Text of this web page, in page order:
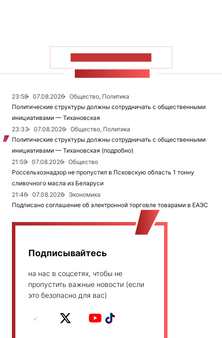
23:58 07.08.2026
Общество, Политика
Политические структуры должны сотрудничать с общественными
инициативами — Тихановская
23:33
07.08.2026
Общество, Политика
Политические структуры должны сотрудничать с общественными
инициативами — Тихановская (подробно)
21:59
07.08.2026
Общество
Россельхознадзор не пропустил в Псковскую область 1 тонну
сливочного масла из Беларуси
21:46
07.08.2026
Экономика
Подписано соглашение об электронной торговле товарами в ЕАЭС
Подписывайтесь
на нас в соцсетях, чтобы не
пропустить важные новости (если
это безопасно для вас)